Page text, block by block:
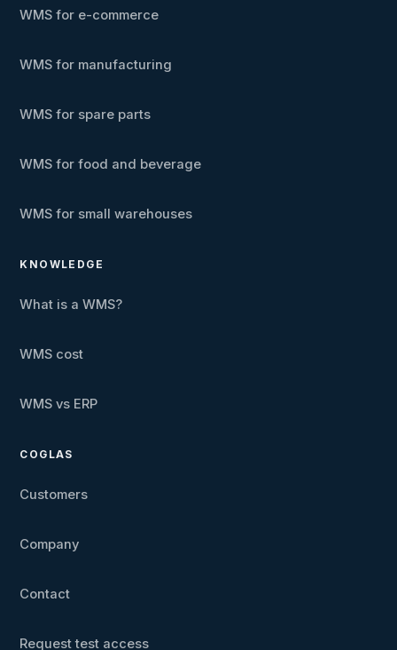
WMS for e-commerce
WMS for manufacturing
WMS for spare parts
WMS for food and beverage
WMS for small warehouses
KNOWLEDGE
What is a WMS?
WMS cost
WMS vs ERP
COGLAS
Customers
Company
Contact
Request test access